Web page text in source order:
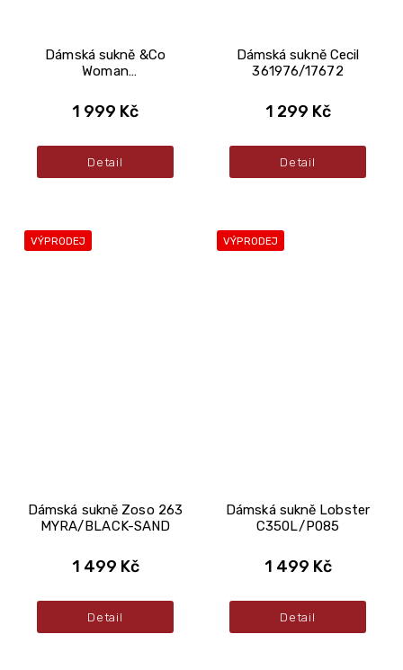
Dámská sukně &Co
Woman
1 999 Kč
Detail
Dámská sukně Cecil
361976/17672
1 299 Kč
Detail
VÝPRODEJ
Dámská sukně Zoso 263
MYRA/BLACK-SAND
1 499 Kč
Detail
VÝPRODEJ
Dámská sukně Lobster
C350L/P085
1 499 Kč
Detail